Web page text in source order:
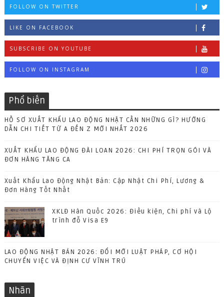
FOLLOW ON TWITTER
LIKE ON FACEBOOK
SUBSCRIBE ON YOUTUBE
FOLLOW ON INSTAGRAM
Phổ biến
HỒ SƠ XUẤT KHẨU LAO ĐỘNG NHẬT CẦN NHỮNG GÌ? HƯỚNG
DẪN CHI TIẾT TỪ A ĐẾN Z MỚI NHẤT 2026
XUẤT KHẨU LAO ĐỘNG ĐÀI LOAN 2026: CHI PHÍ TRỌN GÓI VÀ
ĐƠN HÀNG TĂNG CA
Xuất Khẩu Lao Động Nhật Bản: Cập Nhật Chi Phí, Lương &
Đơn Hàng Tốt Nhất
XKLĐ Hàn Quốc 2026: Điều kiện, Chi phí và Lộ
trình đỗ Visa E9
LAO ĐỘNG NHẬT BẢN 2026: ĐỔI MỚI LUẬT PHÁP, CƠ HỘI
CHUYỂN VIỆC VÀ ĐỊNH CƯ VĨNH TRÚ
Nhãn